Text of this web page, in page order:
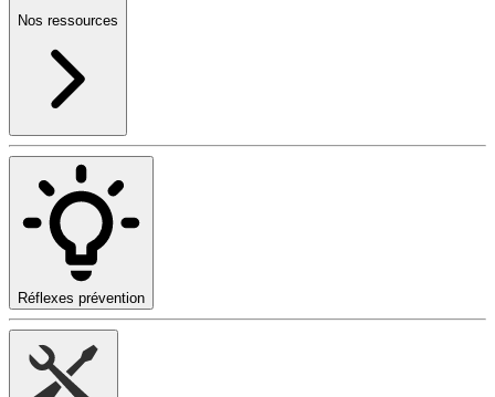
Nos ressources
Réflexes prévention